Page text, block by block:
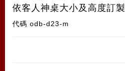
依客人神桌大小及高度訂製
代碼 odb-d23-m